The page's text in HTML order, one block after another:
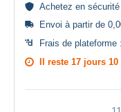
Achetez en sécurité
Envoi à partir de
Frais de plateforme :
Il reste 17 jours 10